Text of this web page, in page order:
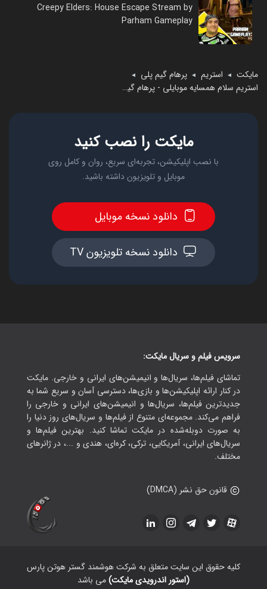
Creepy Elders: House Escape Stream by
Parham Gameplay
مایکت ◄ استریم ◄ پرهام گیم پلی ◄
استریم سلام همسایه موبایلی - پرهام گیم پلی
مایکت را نصب کنید
با نصب اپلیکیشن، تجربه‌ای سریع، روان و کامل روی
موبایل و تلویزیون داشته باشید.
دانلود نسخه موبایل
دانلود نسخه تلویزیون TV
سرویس فیلم و سریال مایکت:
تماشای فیلم‌ها، سریال‌ها و انیمیشن‌های ایرانی و خارجی. مایکت
در کنار ارائه اپلیکیشن‌ها و بازی‌ها، دسترسی آسان و سریع شما به
جدیدترین فیلم‌ها، سریال‌ها و انیمیشن‌های ایرانی و خارجی را
فراهم می‌کند. مجموعه‌ای متنوع از فیلم‌ها و سریال‌های روز دنیا را
به صورت دوبله‌شده در مایکت تماشا کنید. بهترین فیلم‌ها و
سریال‌های ایرانی، آمریکایی، ترکی، کره‌ای، هندی و ...، در ژانرهای
مختلف.
قانون حق نشر (DMCA)
کلیه حقوق این سایت متعلق به شرکت هوشمند گستر هوتن پارس
(استور اندرویدی مایکت)می باشد